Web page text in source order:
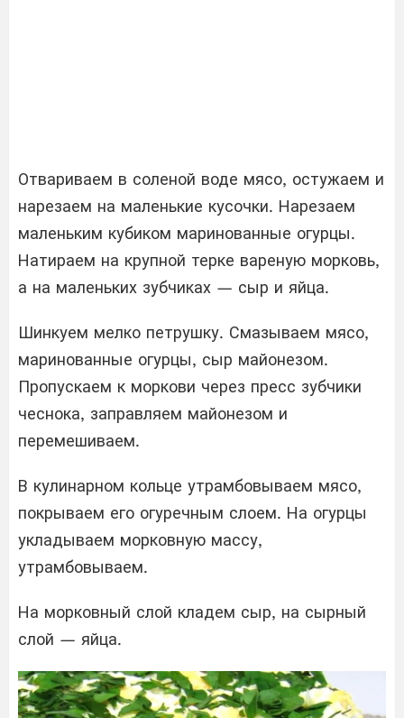
Отвариваем в соленой воде мясо, остужаем и
нарезаем на маленькие кусочки. Нарезаем
маленьким кубиком маринованные огурцы.
Натираем на крупной терке вареную морковь,
а на маленьких зубчиках — сыр и яйца.
Шинкуем мелко петрушку. Смазываем мясо,
маринованные огурцы, сыр майонезом.
Пропускаем к моркови через пресс зубчики
чеснока, заправляем майонезом и
перемешиваем.
В кулинарном кольце утрамбовываем мясо,
покрываем его огуречным слоем. На огурцы
укладываем морковную массу,
утрамбовываем.
На морковный слой кладем сыр, на сырный
слой — яйца.